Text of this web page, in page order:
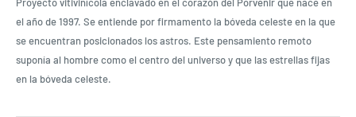
Proyecto vitivinícola enclavado en el corazón del Porvenir que nace en
el año de 1997. Se entiende por firmamento la bóveda celeste en la que
se encuentran posicionados los astros. Este pensamiento remoto
suponía al hombre como el centro del universo y que las estrellas fijas
en la bóveda celeste.